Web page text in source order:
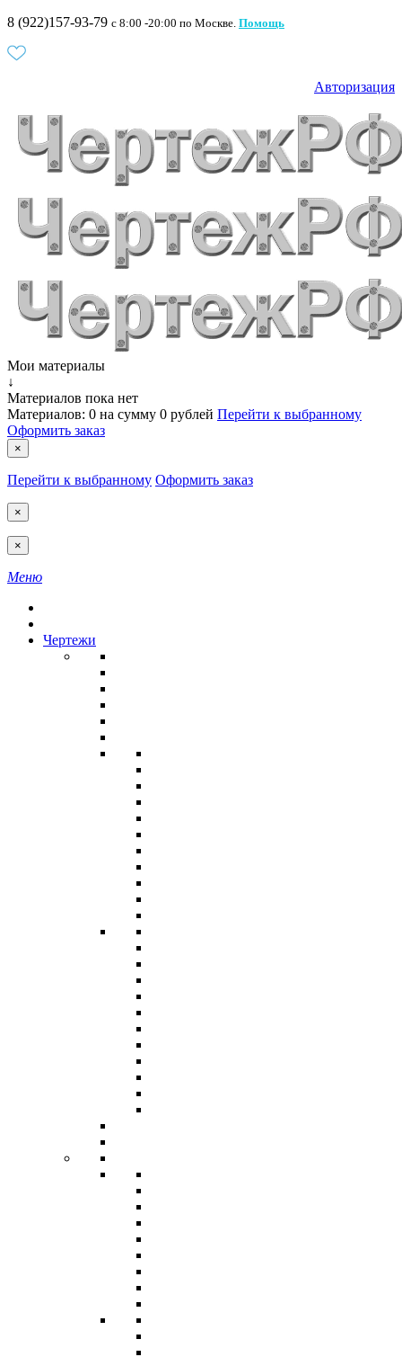
8 (922)157-93-79 c 8:00 -20:00 по Москве. Помощь
Авторизация
Мои материалы
↓
Материалов пока нет
Материалов: 0 на сумму 0 рублей Перейти к выбранному
Оформить заказ
×
Перейти к выбранному Оформить заказ
×
×
Меню
Чертежи